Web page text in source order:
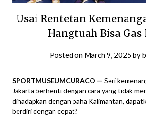
Usai Rentetan
Hangtuah Bisa Gas
Posted on March 9, 2025 by
SPORTMUSEUMCURACO — Seri
Jakarta berhenti dengan cara yang tidak
dihadapkan dengan paha Kalimantan,
berdiri dengan cepat?